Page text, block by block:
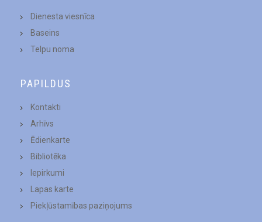
Dienesta viesnīca
Baseins
Telpu noma
PAPILDUS
Kontakti
Arhīvs
Ēdienkarte
Bibliotēka
Iepirkumi
Lapas karte
Piekļūstamības paziņojums